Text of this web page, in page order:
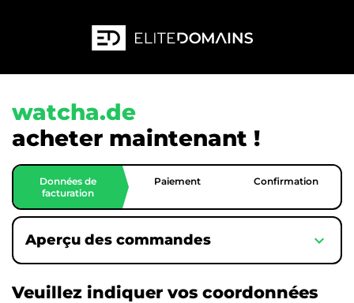
watcha.de
acheter maintenant !
Données de
facturation
Paiement Confirmation
Aperçu des commandes expand_more
Veuillez indiquer vos coordonnées